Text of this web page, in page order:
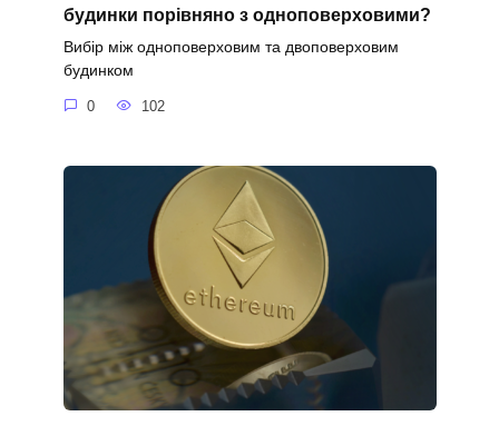
будинки порівняно з одноповерховими?
Вибір між одноповерховим та двоповерховим
будинком
0 102